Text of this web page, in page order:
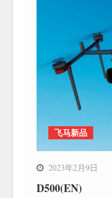
飞马新品
2023年2月9日
D500(EN)